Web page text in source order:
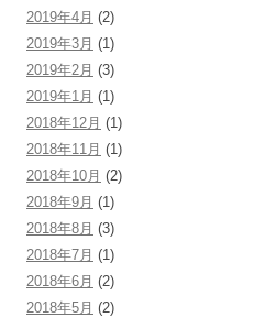
2019年4月 (2)
2019年3月 (1)
2019年2月 (3)
2019年1月 (1)
2018年12月 (1)
2018年11月 (1)
2018年10月 (2)
2018年9月 (1)
2018年8月 (3)
2018年7月 (1)
2018年6月 (2)
2018年5月 (2)